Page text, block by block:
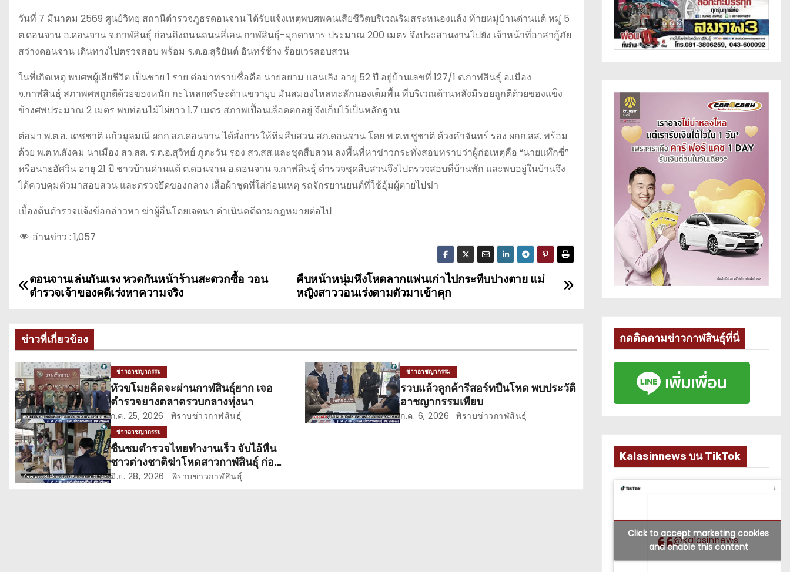
วันที่ 7 มีนาคม 2569 ศูนย์วิทยุ สถานีตำรวจภูธรดอนจาน ได้รับแจ้งเหตุพบศพคนเสียชีวิตบริเวณริมสระหนองแล้ง ท้ายหมู่บ้านด่านแต้ หมู่ 5
ต.ดอนจาน อ.ดอนจาน จ.กาฬสินธุ์ ก่อนถึงถนนถนนสี่เลน กาฬสินธุ์-มุกดาหาร ประมาณ 200 เมตร จึงประสานงานไปยัง เจ้าหน้าที่อาสากู้ภัย
สว่างดอนจาน เดินทางไปตรวจสอบ พร้อม ร.ต.อ.สุริยันต์ อินทร์ช้าง ร้อยเวรสอบสวน
ในที่เกิดเหตุ พบศพผู้เสียชีวิต เป็นชาย 1 ราย ต่อมาทราบชื่อคือ นายสยาม แสนเลิง อายุ 52 ปี อยู่บ้านเลขที่ 127/1 ต.กาฬสินธุ์ อ.เมือง
จ.กาฬสินธุ์ สภาพศพถูกตีด้วยของหนัก กะโหลกศรีษะด้านขวายุบ มันสมองไหลทะลักนองเต็มพื้น ที่บริเวณด้านหลังมีรอยถูกตีด้วยของแข็ง
ข้างศพประมาณ 2 เมตร พบท่อนไม้ไผ่ยาว 1.7 เมตร สภาพเปื้อนเลือดตกอยู่ จึงเก็บไว้เป็นหลักฐาน
ต่อมา พ.ต.อ. เดชชาติ แก้วมูลมณี ผกก.สภ.ดอนจาน ได้สั่งการให้ทีมสืบสวน สภ.ดอนจาน โดย พ.ต.ท.ชูชาติ ด้วงคำจันทร์ รอง ผกก.สส. พร้อม
ด้วย พ.ต.ท.สังคม นาเมือง สว.สส. ร.ต.อ.สุวิทย์ ภูตะวัน รอง สว.สส.และชุดสืบสวน ลงพื้นที่หาข่าวกระทั่งสอบทราบว่าผู้ก่อเหตุคือ “นายแท๊กซี่”
หรือนายอัศวิน อายุ 21 ปี ชาวบ้านด่านแต้ ต.ดอนจาน อ.ดอนจาน จ.กาฬสินธุ์ ตำรวจชุดสืบสวนจึงไปตรวจสอบที่บ้านพัก และพบอยู่ในบ้านจึง
ได้ควบคุมตัวมาสอบสวน และตรวจยึดของกลาง เสื้อผ้าชุดที่ใส่ก่อนเหตุ รถจักรยานยนต์ที่ใช้อุ้มผู้ตายไปฆ่า
เบื้องต้นตำรวจแจ้งข้อกล่าวหา ฆ่าผู้อื่นโดยเจตนา ดำเนินคดีตามกฎหมายต่อไป
อ่านข่าว : 1,057
แ
ะ
แ
น
ว
เ
รื่
อ
คืบหน้าหนุ่มหึงโหดลากแฟนเก่าไปกระทืบปางตาย แม่
หญิงสาววอนเร่งตามตัวมาเข้าคุก
ดอนจานเล่นกันแรง หวดกันหน้าร้านสะดวกซื้อ วอน
ตำรวจเจ้าของคดีเร่งหาความจริง
ข่าวที่เกี่ยวข้อง
ข่าวอาชญากรรม
หัวขโมยคิดจะผ่านกาฬสินธุ์ยาก เจอ
ตำรวจยางตลาดรวบกลางทุ่งนา
ก.ค. 25, 2026 พิราบข่าวกาฬสินธุ์
ข่าวอาชญากรรม
รวบแล้วลูกค้ารีสอร์ทปืนโหด พบประวัติ
อาชญากรรมเพียบ
ก.ค. 6, 2026 พิราบข่าวกาฬสินธุ์
ข่าวอาชญากรรม
ชื่นชมตำรวจไทยทำงานเร็ว จับไอ้หื่น
ชาวต่างชาติฆ่าโหดสาวกาฬสินธุ์ ก่อน
บินหนีออกนอกประเทศ
มิ.ย. 28, 2026 พิราบข่าวกาฬสินธุ์
กดติดตามข่าวกาฬสินธุ์ที่นี่
Kalasinnews บน TikTok
@kalasinnews
Click to accept marketing cookies
and enable this content